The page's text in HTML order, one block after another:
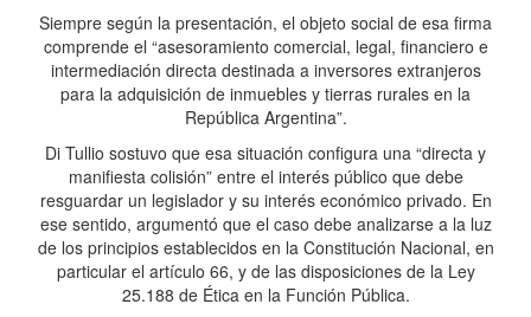
Siempre según la presentación, el objeto social de esa firma
comprende el “asesoramiento comercial, legal, financiero e
intermediación directa destinada a inversores extranjeros
para la adquisición de inmuebles y tierras rurales en la
República Argentina”.
Di Tullio sostuvo que esa situación configura una “directa y
manifiesta colisión” entre el interés público que debe
resguardar un legislador y su interés económico privado. En
ese sentido, argumentó que el caso debe analizarse a la luz
de los principios establecidos en la Constitución Nacional, en
particular el artículo 66, y de las disposiciones de la Ley
25.188 de Ética en la Función Pública.